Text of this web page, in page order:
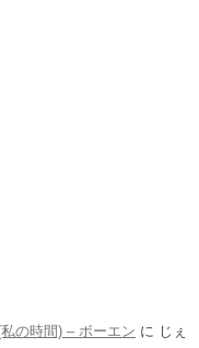
の時間) – ボーエン に じぇ